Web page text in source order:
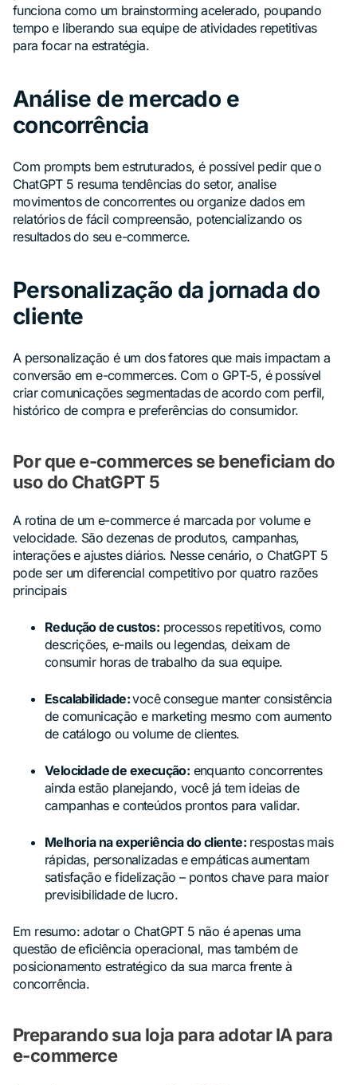
funciona como um brainstorming acelerado, poupando
tempo e liberando sua equipe de atividades repetitivas
para focar na estratégia.
Análise de mercado e
concorrência
Com prompts bem estruturados, é possível pedir que o
ChatGPT 5 resuma tendências do setor, analise
movimentos de concorrentes ou organize dados em
relatórios de fácil compreensão, potencializando os
resultados do seu e-commerce.
Personalização da jornada do
cliente
A personalização é um dos fatores que mais impactam a
conversão em e-commerces. Com o GPT-5, é possível
criar comunicações segmentadas de acordo com perfil,
histórico de compra e preferências do consumidor.
Por que e-commerces se beneficiam do
uso do ChatGPT 5
A rotina de um e-commerce é marcada por volume e
velocidade. São dezenas de produtos, campanhas,
interações e ajustes diários. Nesse cenário, o ChatGPT 5
pode ser um diferencial competitivo por quatro razões
principais
Redução de custos: processos repetitivos, como
descrições, e-mails ou legendas, deixam de
consumir horas de trabalho da sua equipe.
Escalabilidade:você consegue manter consistência
de comunicação e marketing mesmo com aumento
de catálogo ou volume de clientes.
Velocidade de execução: enquanto concorrentes
ainda estão planejando, você já tem ideias de
campanhas e conteúdos prontos para validar.
Melhoria na experiência do cliente: respostas mais
rápidas, personalizadas e empáticas aumentam
satisfação e fidelização – pontos chave para maior
previsibilidade de lucro.
Em resumo: adotar o ChatGPT 5 não é apenas uma
questão de eficiência operacional, mas também de
posicionamento estratégico da sua marca frente à
concorrência.
Preparando sua loja para adotar IA para
e-commerce